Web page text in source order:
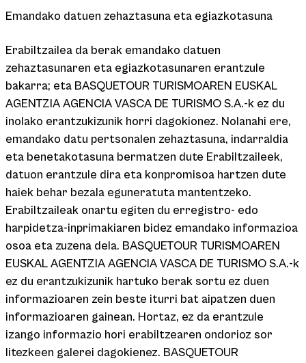
Emandako datuen zehaztasuna eta egiazkotasuna
Erabiltzailea da berak emandako datuen
zehaztasunaren eta egiazkotasunaren erantzule
bakarra; eta BASQUETOUR TURISMOAREN EUSKAL
AGENTZIA AGENCIA VASCA DE TURISMO S.A.-k ez du
inolako erantzukizunik horri dagokionez. Nolanahi ere,
emandako datu pertsonalen zehaztasuna, indarraldia
eta benetakotasuna bermatzen dute Erabiltzaileek,
datuon erantzule dira eta konpromisoa hartzen dute
haiek behar bezala eguneratuta mantentzeko.
Erabiltzaileak onartu egiten du erregistro- edo
harpidetza-inprimakiaren bidez emandako informazioa
osoa eta zuzena dela. BASQUETOUR TURISMOAREN
EUSKAL AGENTZIA AGENCIA VASCA DE TURISMO S.A.-k
ez du erantzukizunik hartuko berak sortu ez duen
informazioaren zein beste iturri bat aipatzen duen
informazioaren gainean. Hortaz, ez da erantzule
izango informazio hori erabiltzearen ondorioz sor
litezkeen galerei dagokienez. BASQUETOUR